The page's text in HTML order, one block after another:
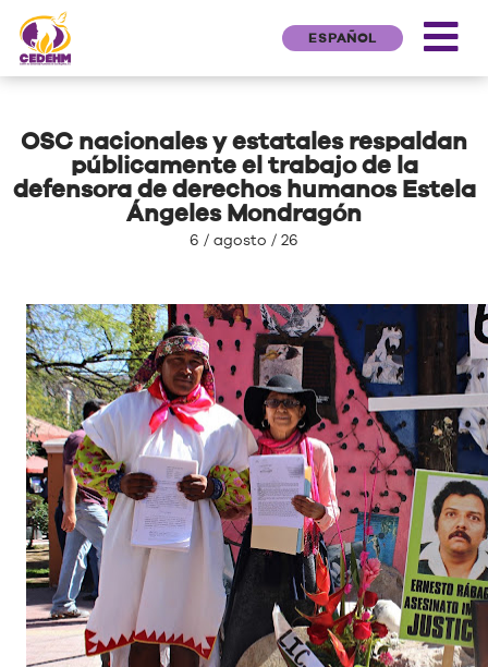
ESPAÑOL
OSC nacionales y estatales respaldan
públicamente el trabajo de la
defensora de derechos humanos Estela
Ángeles Mondragón
6 / agosto / 26